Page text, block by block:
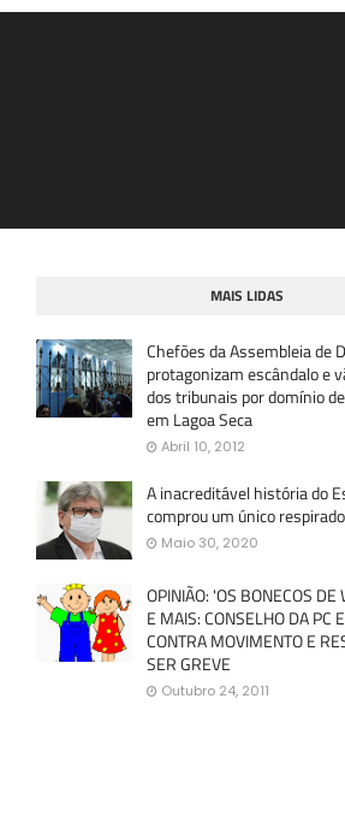
MAIS LIDAS
Chefões da Assembleia de
protagonizam escândalo e
dos tribunais por domínio
em Lagoa Seca
Abril 10, 2012
A inacreditável história do
comprou um único
Maio 30, 2020
OPINIÃO: 'OS BONECOS DE
E MAIS: CONSELHO DA PC
CONTRA MOVIMENTO E
SER GREVE
Outubro 24, 2011